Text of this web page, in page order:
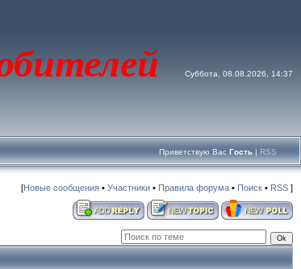
Суббота, 08.08.2026, 14:37
Приветствую Вас Гость | RSS
[Новые сообщения • Участники • Правила форума • Поиск • RSS ]